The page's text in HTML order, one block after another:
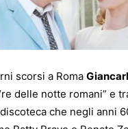
scorsi a Roma
delle notte romani” e
che negli anni